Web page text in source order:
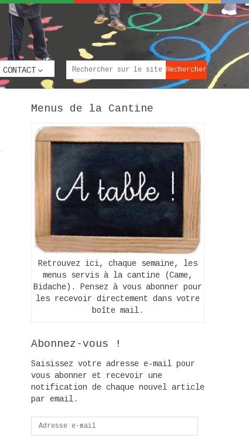
CONTACT
Menus de la Cantine
Retrouvez ici, chaque semaine, les
menus servis à la cantine (Came,
Bidache). Pensez à vous abonner pour
les recevoir directement dans votre
boîte mail.
Abonnez-vous !
Saisissez votre adresse e-mail pour
vous abonner et recevoir une
notification de chaque nouvel article
par email.
Adresse
e-